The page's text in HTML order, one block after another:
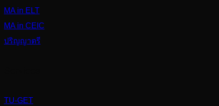
MA in ELT
MA in CEIC
ปริญญาตรี
TU-GET